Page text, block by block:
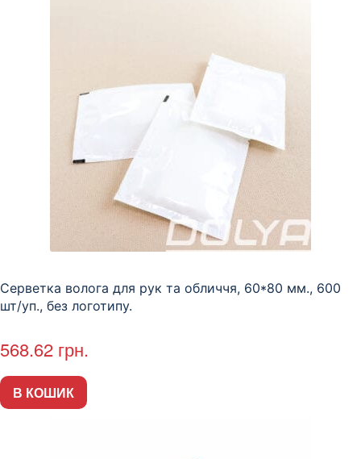
Серветка волога для рук та обличчя, 60*80 мм., 600
шт/уп., без логотипу.
568.62 грн.
В КОШИК